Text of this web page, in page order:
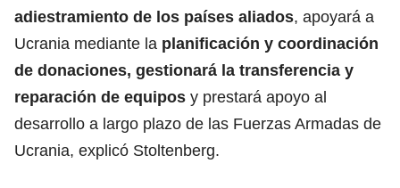
adiestramiento de los países aliados, apoyará a
Ucrania mediante la planificación y coordinación
de donaciones, gestionará la transferencia y
reparación de equipos y prestará apoyo al
desarrollo a largo plazo de las Fuerzas Armadas de
Ucrania, explicó Stoltenberg.